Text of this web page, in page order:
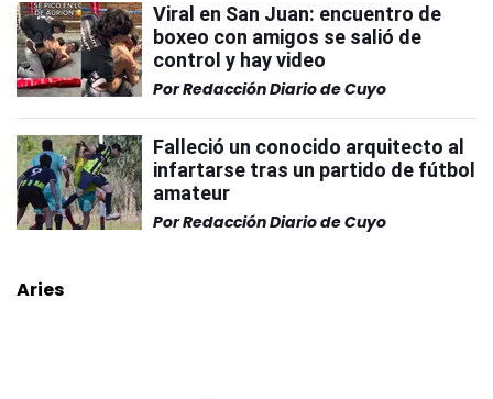
Viral en San Juan: encuentro de
boxeo con amigos se salió de
control y hay video
PorRedacción Diario de Cuyo
Falleció un conocido arquitecto al
infartarse tras un partido de fútbol
amateur
PorRedacción Diario de Cuyo
Aries